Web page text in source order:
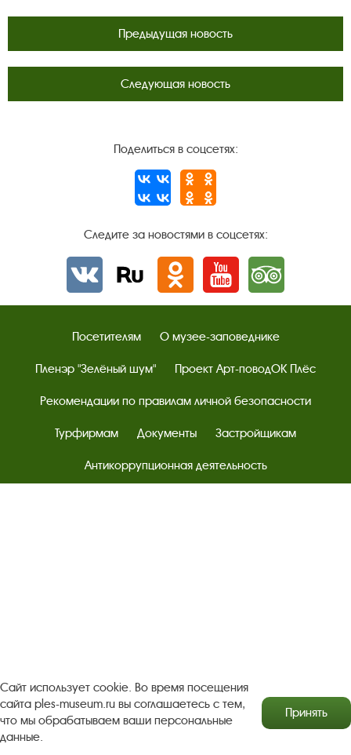
Предыдущая новость
Следующая новость
Поделиться в соцсетях:
Следите за новостями в соцсетях:
Вконтактеrutube Одноклассники
YouTube Трипадвизор
Посетителям О музее-заповеднике
Пленэр "Зелёный шум" Проект Арт-поводОК Плёс
Рекомендации по правилам личной безопасности
Турфирмам Документы Застройщикам
Антикоррупционная деятельность
Адрес: Плес, Соборная гора, 1. Тел.: +7 (49339) 4-34-90
Сайт использует cookie. Во время посещения
сайта ples-museum.ru вы соглашаетесь с тем,
что мы обрабатываем ваши персональные
данные.
Принять